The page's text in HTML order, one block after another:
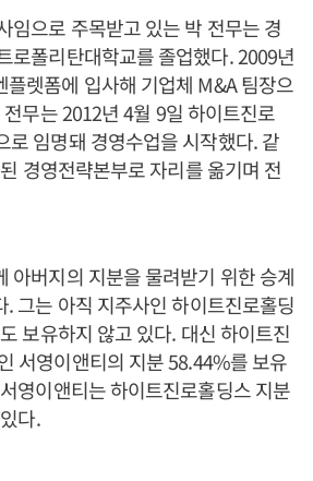
임으로 주목받고 있는 박 전무는 경
로폴리탄대학교를 졸업했다. 2009년
플렛폼에 입사해 기업체 M&A 팀장으
무는 2012년 4월 9일 하이트진로
로 임명돼 경영수업을 시작했다. 같
경영전략본부로 자리를 옮기며 전
아버지의 지분을 물려받기 위한 승계
. 그는 아직 지주사인 하이트진로홀딩
보유하지 않고 있다. 대신 하이트진
서영이앤티의 지분 58.44%를 보유
영이앤티는 하이트진로홀딩스 지분
다.